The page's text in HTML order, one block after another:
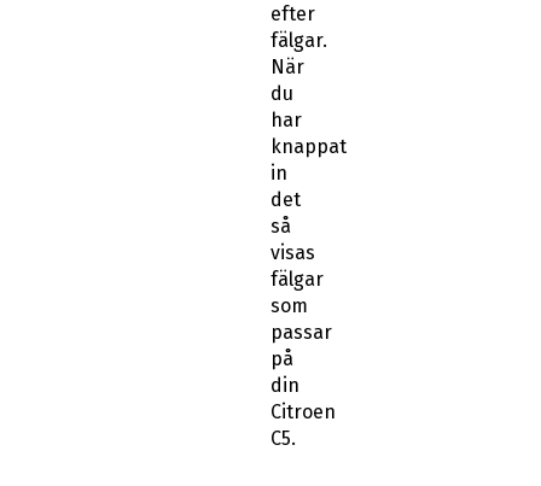
efter
fälgar.
När
du
har
knappat
in
det
så
visas
fälgar
som
passar
på
din
Citroen
C5.